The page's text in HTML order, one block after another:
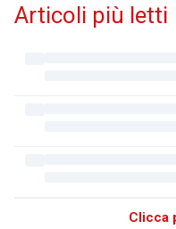
Articoli più letti
Clicca